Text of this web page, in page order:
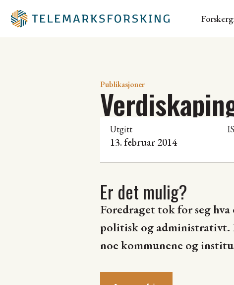
Publikasjoner
Utgitt
13. februar 2014
Er det mulig?
Foredraget tok for seg
politisk og administrativt.
noe kommunene og